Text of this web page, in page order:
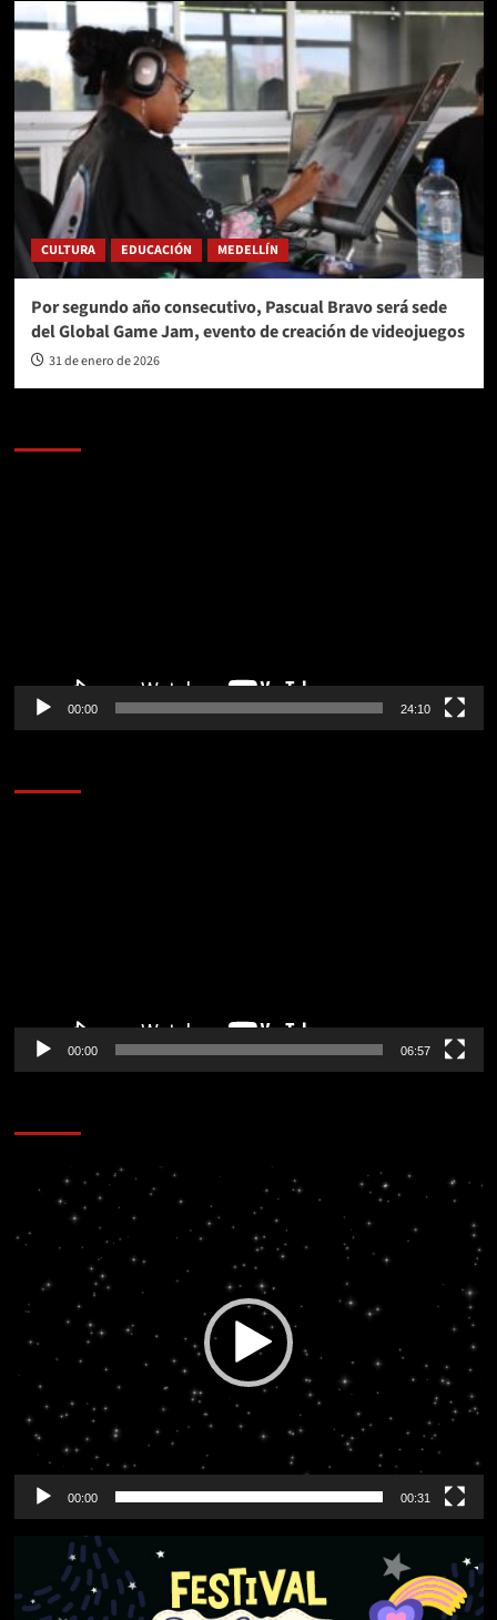
CULTURA EDUCACIÓN MEDELLÍN
Por segundo año consecutivo, Pascual Bravo será sede
del Global Game Jam, evento de creación de videojuegos
31 de enero de 2026
00:00 24:10
00:00 06:57
Reproductor
vídeo
00:00 00:31